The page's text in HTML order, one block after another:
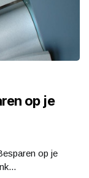
op je
op je